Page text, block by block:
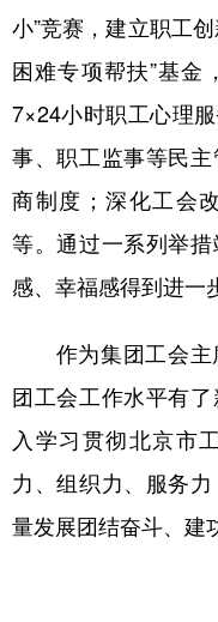
小”竞赛，建立职工
困难专项帮扶”基金
7×24小时职工心理
事、职工监事等民
商制度；深化工会
等。通过一系列举
感、幸福感得到进一
作为集团工会主
团工会工作水平有
入学习贯彻北京市
力、组织力、服务
量发展团结奋斗、建